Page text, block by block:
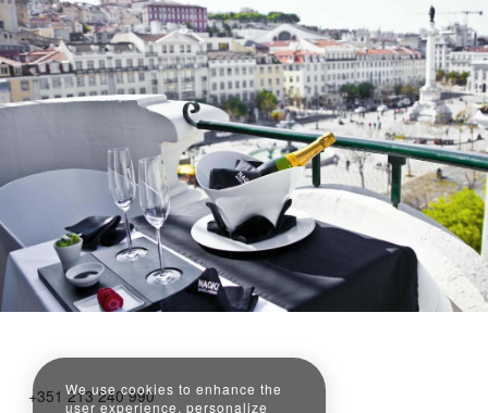
+351 213 240 990
We use cookies to enhance the
user experience, personalize